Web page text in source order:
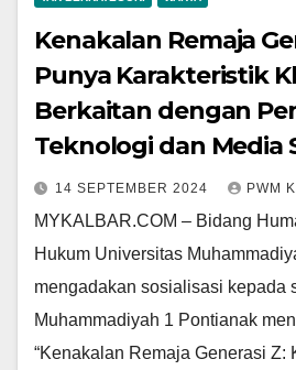
Kenakalan Remaja
Punya Karakteristik
Berkaitan dengan
Teknologi dan Media
14 SEPTEMBER 2024 PWM
MYKALBAR.COM – Bidang
Hukum Universitas
mengadakan sosialisasi kepada
Muhammadiyah 1 Pontianak
“Kenakalan Remaja Generasi Z: